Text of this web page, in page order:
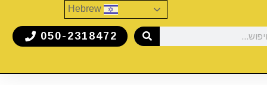
050-2318472
Hebrew